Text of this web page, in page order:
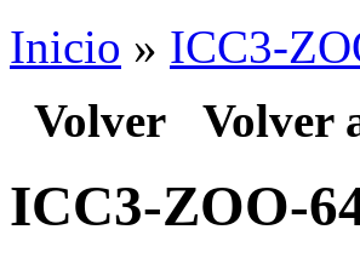
Inicio » ICC3-
Volver Volver
ICC3-ZOO-